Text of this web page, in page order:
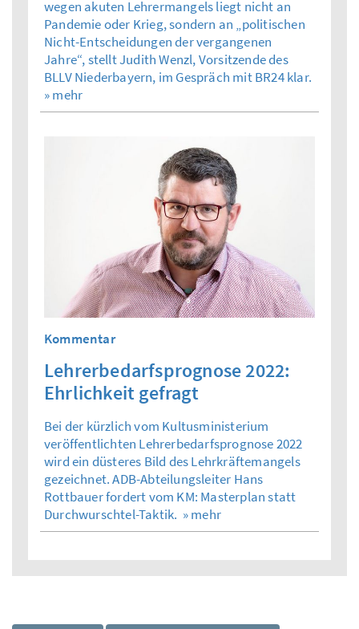
wegen akuten Lehrermangels liegt nicht an
Pandemie oder Krieg, sondern an „politischen
Nicht-Entscheidungen der vergangenen
Jahre“, stellt Judith Wenzl, Vorsitzende des
BLLV Niederbayern, im Gespräch mit BR24 klar.
» mehr
Kommentar
Lehrerbedarfsprognose 2022:
Ehrlichkeit gefragt
Bei der kürzlich vom Kultusministerium
veröffentlichten Lehrerbedarfsprognose 2022
wird ein düsteres Bild des Lehrkräftemangels
gezeichnet. ADB-Abteilungsleiter Hans
Rottbauer fordert vom KM: Masterplan statt
Durchwurschtel-Taktik. » mehr